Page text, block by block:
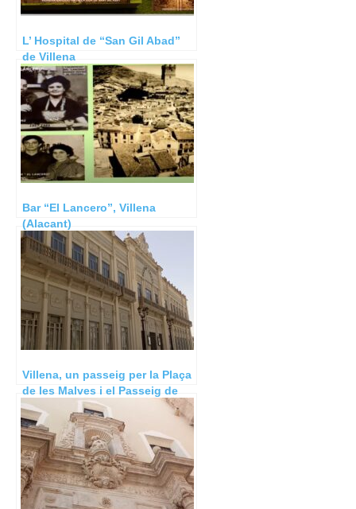
L’ Hospital de “San Gil Abad”
de Villena
Bar “El Lancero”, Villena
(Alacant)
Villena, un passeig per la Plaça
de les Malves i el Passeig de
Chapí.